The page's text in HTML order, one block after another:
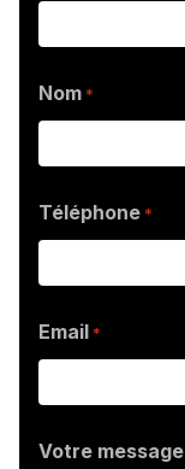
Nom *
Téléphone *
Email *
Votre message